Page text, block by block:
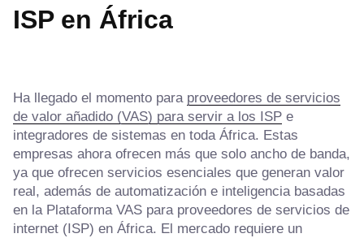
ISP en África
Ha llegado el momento para proveedores de servicios
de valor añadido (VAS) para servir a los ISP e
integradores de sistemas en toda África. Estas
empresas ahora ofrecen más que solo ancho de banda,
ya que ofrecen servicios esenciales que generan valor
real, además de automatización e inteligencia basadas
en la Plataforma VAS para proveedores de servicios de
internet (ISP) en África. El mercado requiere un